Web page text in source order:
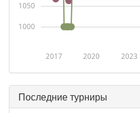
2017 2020 2023
1000
1050
Последние турниры